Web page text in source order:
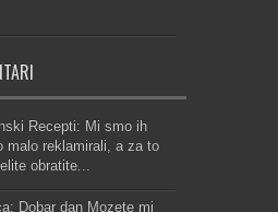
Recepti: Mi smo ih
malo reklamirali, a za to
obratite...
Dobar dan Mozete mi